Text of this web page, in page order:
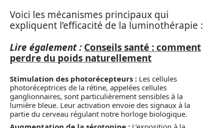
Voici les mécanismes principaux qui
expliquent l’efficacité de la luminothérapie :
Lire également : Conseils santé : comment
perdre du poids naturellement
Stimulation des photorécepteurs : Les cellules
photoréceptrices de la rétine, appelées cellules
ganglionnaires, sont particulièrement sensibles à la
lumière bleue. Leur activation envoie des signaux à la
partie du cerveau régulant notre horloge biologique.